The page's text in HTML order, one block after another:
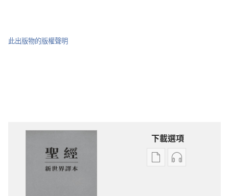
此出版物的版權聲明
下載選項
電
錄